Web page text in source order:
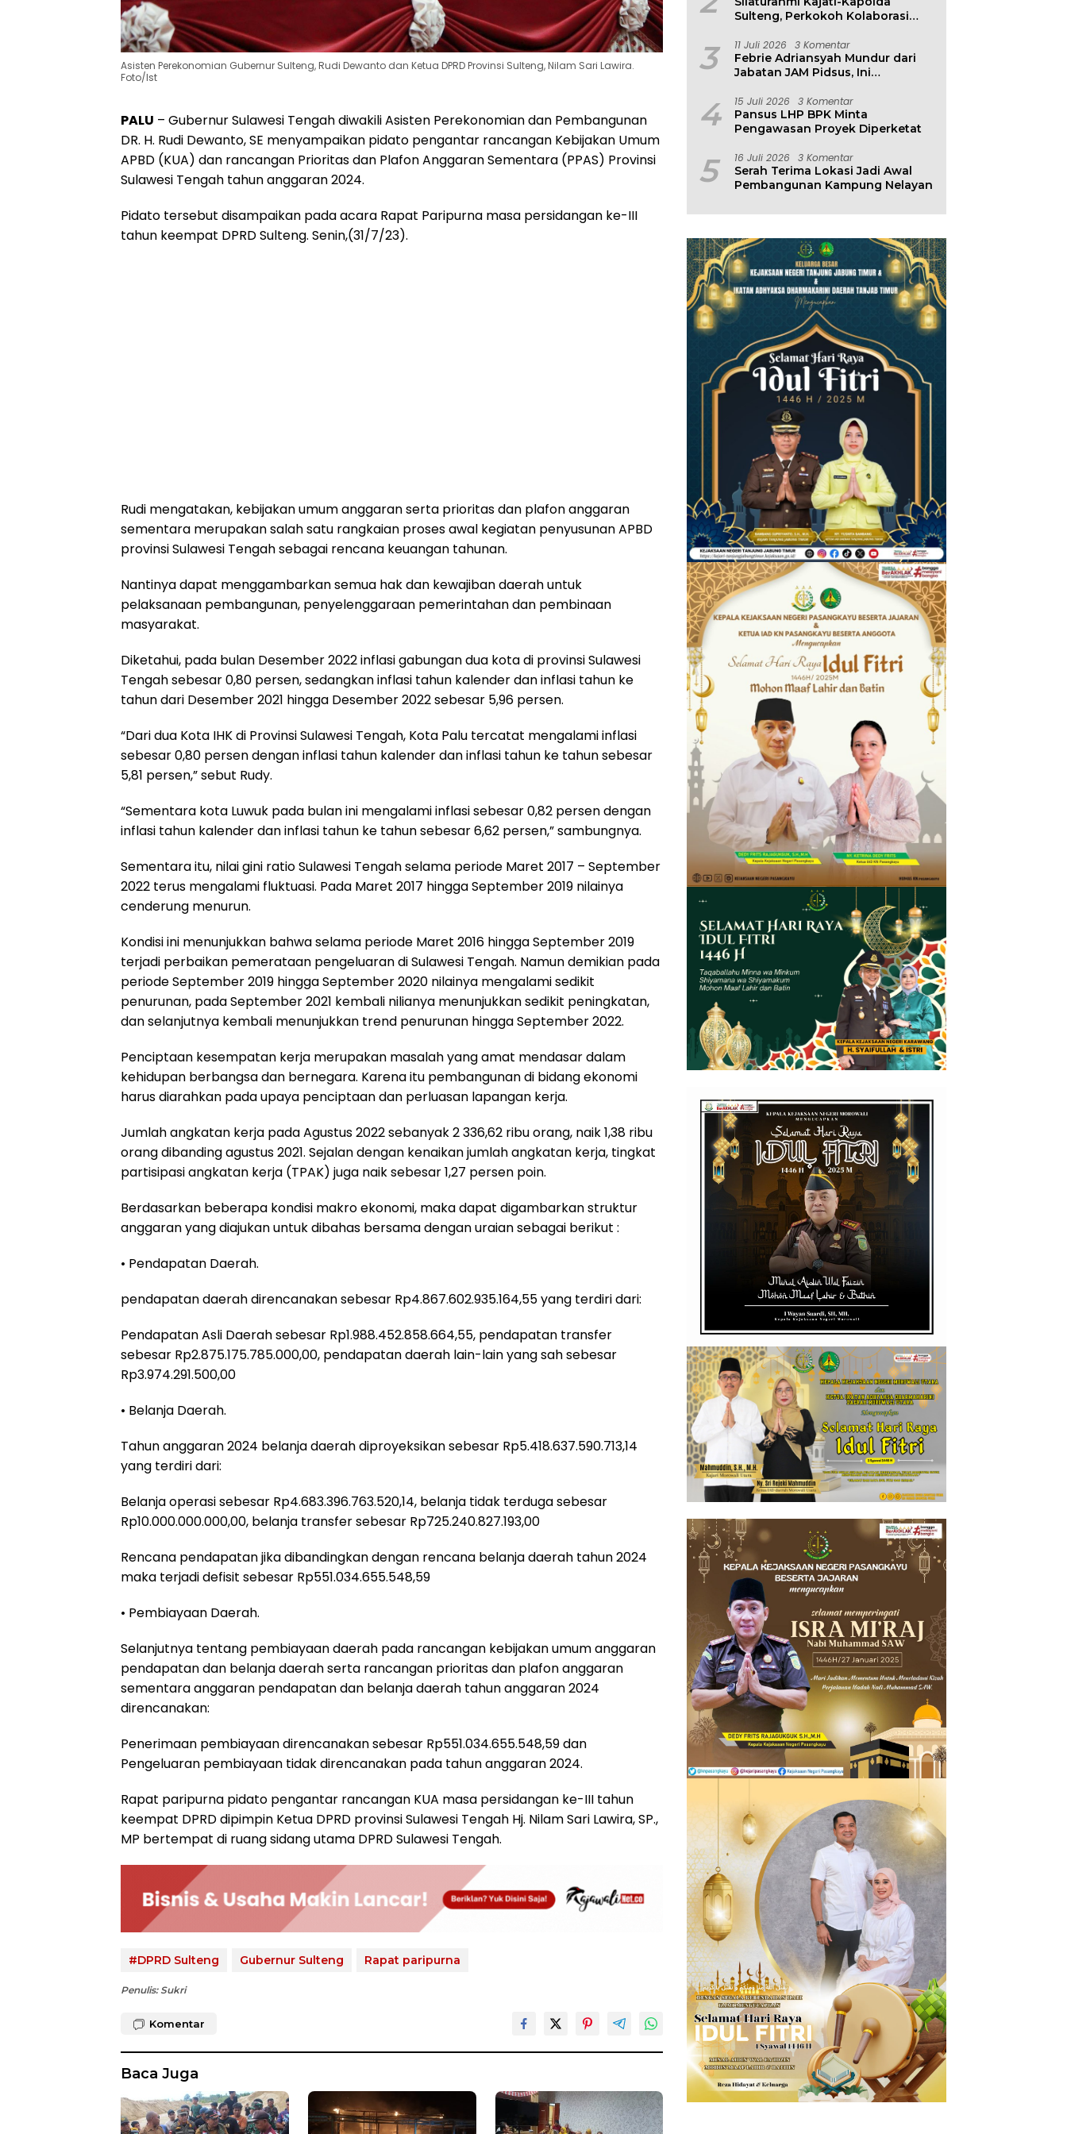
Asisten Perekonomian Gubernur Sulteng, Rudi Dewanto dan Ketua DPRD Provinsi Sulteng, Nilam Sari Lawira.
Foto/Ist
PALU – Gubernur Sulawesi Tengah diwakili Asisten Perekonomian dan Pembangunan
DR. H. Rudi Dewanto, SE menyampaikan pidato pengantar rancangan Kebijakan Umum
APBD (KUA) dan rancangan Prioritas dan Plafon Anggaran Sementara (PPAS) Provinsi
Sulawesi Tengah tahun anggaran 2024.
Pidato tersebut disampaikan pada acara Rapat Paripurna masa persidangan ke-III
tahun keempat DPRD Sulteng. Senin,(31/7/23).
Rudi mengatakan, kebijakan umum anggaran serta prioritas dan plafon anggaran
sementara merupakan salah satu rangkaian proses awal kegiatan penyusunan APBD
provinsi Sulawesi Tengah sebagai rencana keuangan tahunan.
Nantinya dapat menggambarkan semua hak dan kewajiban daerah untuk
pelaksanaan pembangunan, penyelenggaraan pemerintahan dan pembinaan
masyarakat.
Diketahui, pada bulan Desember 2022 inflasi gabungan dua kota di provinsi Sulawesi
Tengah sebesar 0,80 persen, sedangkan inflasi tahun kalender dan inflasi tahun ke
tahun dari Desember 2021 hingga Desember 2022 sebesar 5,96 persen.
“Dari dua Kota IHK di Provinsi Sulawesi Tengah, Kota Palu tercatat mengalami inflasi
sebesar 0,80 persen dengan inflasi tahun kalender dan inflasi tahun ke tahun sebesar
5,81 persen,” sebut Rudy.
“Sementara kota Luwuk pada bulan ini mengalami inflasi sebesar 0,82 persen dengan
inflasi tahun kalender dan inflasi tahun ke tahun sebesar 6,62 persen,” sambungnya.
Sementara itu, nilai gini ratio Sulawesi Tengah selama periode Maret 2017 – September
2022 terus mengalami fluktuasi. Pada Maret 2017 hingga September 2019 nilainya
cenderung menurun.
Kondisi ini menunjukkan bahwa selama periode Maret 2016 hingga September 2019
terjadi perbaikan pemerataan pengeluaran di Sulawesi Tengah. Namun demikian pada
periode September 2019 hingga September 2020 nilainya mengalami sedikit
penurunan, pada September 2021 kembali nilianya menunjukkan sedikit peningkatan,
dan selanjutnya kembali menunjukkan trend penurunan hingga September 2022.
Penciptaan kesempatan kerja merupakan masalah yang amat mendasar dalam
kehidupan berbangsa dan bernegara. Karena itu pembangunan di bidang ekonomi
harus diarahkan pada upaya penciptaan dan perluasan lapangan kerja.
Jumlah angkatan kerja pada Agustus 2022 sebanyak 2 336,62 ribu orang, naik 1,38 ribu
orang dibanding agustus 2021. Sejalan dengan kenaikan jumlah angkatan kerja, tingkat
partisipasi angkatan kerja (TPAK) juga naik sebesar 1,27 persen poin.
Berdasarkan beberapa kondisi makro ekonomi, maka dapat digambarkan struktur
anggaran yang diajukan untuk dibahas bersama dengan uraian sebagai berikut :
• Pendapatan Daerah.
pendapatan daerah direncanakan sebesar Rp4.867.602.935.164,55 yang terdiri dari:
Pendapatan Asli Daerah sebesar Rp1.988.452.858.664,55, pendapatan transfer
sebesar Rp2.875.175.785.000,00, pendapatan daerah lain-lain yang sah sebesar
Rp3.974.291.500,00
• Belanja Daerah.
Tahun anggaran 2024 belanja daerah diproyeksikan sebesar Rp5.418.637.590.713,14
yang terdiri dari:
Belanja operasi sebesar Rp4.683.396.763.520,14, belanja tidak terduga sebesar
Rp10.000.000.000,00, belanja transfer sebesar Rp725.240.827.193,00
Rencana pendapatan jika dibandingkan dengan rencana belanja daerah tahun 2024
maka terjadi defisit sebesar Rp551.034.655.548,59
• Pembiayaan Daerah.
Selanjutnya tentang pembiayaan daerah pada rancangan kebijakan umum anggaran
pendapatan dan belanja daerah serta rancangan prioritas dan plafon anggaran
sementara anggaran pendapatan dan belanja daerah tahun anggaran 2024
direncanakan:
Penerimaan pembiayaan direncanakan sebesar Rp551.034.655.548,59 dan
Pengeluaran pembiayaan tidak direncanakan pada tahun anggaran 2024.
Rapat paripurna pidato pengantar rancangan KUA masa persidangan ke-III tahun
keempat DPRD dipimpin Ketua DPRD provinsi Sulawesi Tengah Hj. Nilam Sari Lawira, SP.,
MP bertempat di ruang sidang utama DPRD Sulawesi Tengah.
#DPRD Sulteng Gubernur Sulteng Rapat paripurna
Penulis: Sukri
Komentar
Baca Juga
Sulteng, Perkokoh Kolaborasi
3 11 Juli 2026 3 Komentar
Febrie Adriansyah Mundur dari
Jabatan JAM Pidsus, Ini
4 15 Juli 2026 3 Komentar
Pansus LHP BPK Minta
Pengawasan Proyek Diperketat
5 16 Juli 2026 3 Komentar
Serah Terima Lokasi Jadi Awal
Pembangunan Kampung Nelayan